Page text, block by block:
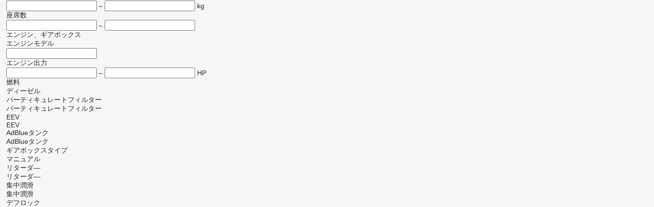
–
kg
座席数
–
エンジン、ギアボックス
エンジンモデル
エンジン出力
–
HP
燃料
ディーゼル
パーティキュレートフィルター
パーティキュレートフィルター
EEV
EEV
AdBlueタンク
AdBlueタンク
ギアボックスタイプ
マニュアル
リターダ―
リターダ―
集中潤滑
集中潤滑
デフロック